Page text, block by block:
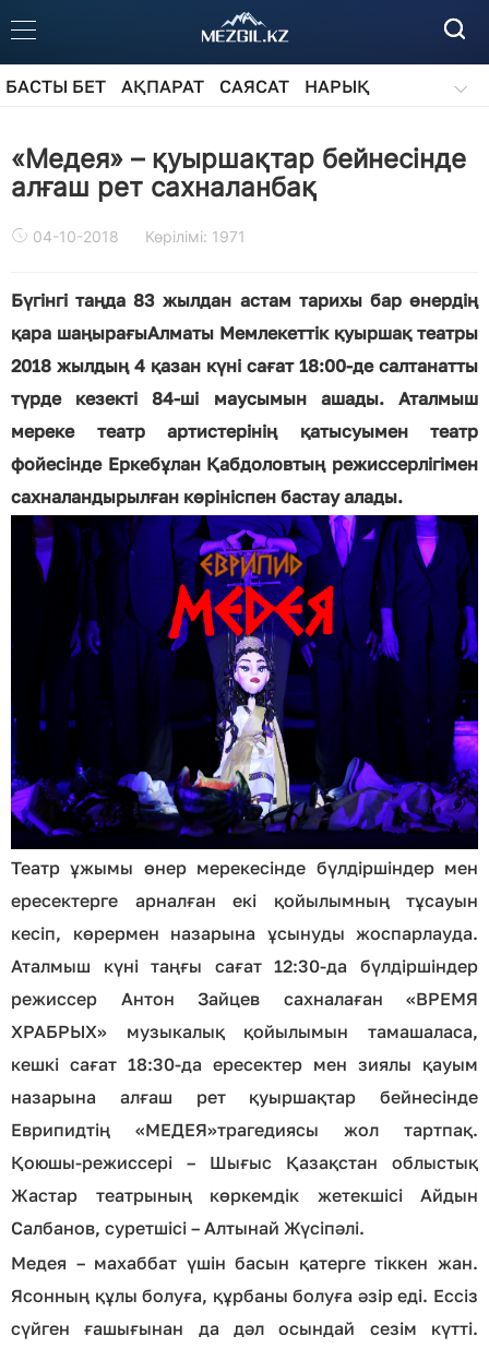
БАСТЫ БЕТ АҚПАРАТ САЯСАТ
НАРЫҚ
«Медея» – қуыршақтар бейнесінде
алғаш рет сахналанбақ
04-10-2018 Көрілімі: 1971
Бүгінгі таңда 83 жылдан астам тарихы бар өнердің
қара шаңырағыАлматы Мемлекеттік қуыршақ театры
2018 жылдың 4 қазан күні сағат 18:00-де салтанатты
түрде кезекті 84-ші маусымын ашады. Аталмыш
мереке театр артистерінің қатысуымен театр
фойесінде Еркебұлан Қабдоловтың режиссерлігімен
сахналандырылған көрініспен бастау алады.
Театр ұжымы өнер мерекесінде бүлдіршіндер мен
ересектерге арналған екі қойылымның тұсауын
кесіп, көрермен назарына ұсынуды жоспарлауда.
Аталмыш күні таңғы сағат 12:30-да бүлдіршіндер
режиссер Антон Зайцев сахналаған «ВРЕМЯ
ХРАБРЫХ» музыкалық қойылымын тамашаласа,
кешкі сағат 18:30-да ересектер мен зиялы қауым
назарына алғаш рет қуыршақтар бейнесінде
Еврипидтің «МЕДЕЯ»трагедиясы жол тартпақ.
Қоюшы-режиссері – Шығыс Қазақстан облыстық
Жастар театрының көркемдік жетекшісі Айдын
Салбанов, суретшісі – Алтынай Жүсіпәлі.
Медея – махаббат үшін басын қатерге тіккен жан.
Ясонның құлы болуға, құрбаны болуға әзір еді. Ессіз
сүйген ғашығынан да дәл осындай сезім күтті.